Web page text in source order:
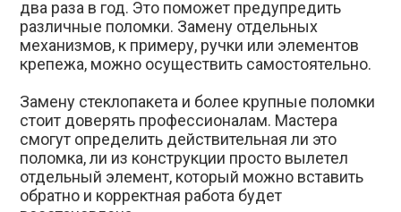
два раза в год. Это поможет предупредить
различные поломки. Замену отдельных
механизмов, к примеру, ручки или элементов
крепежа, можно осуществить самостоятельно.
Замену стеклопакета и более крупные поломки
стоит доверять профессионалам. Мастера
смогут определить действительная ли это
поломка, ли из конструкции просто вылетел
отдельный элемент, который можно вставить
обратно и корректная работа будет